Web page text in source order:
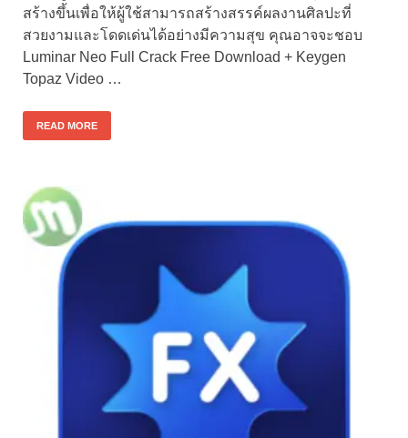
สร้างขึ้นเพื่อให้ผู้ใช้สามารถสร้างสรรค์ผลงานศิลปะที่
สวยงามและโดดเด่นได้อย่างมีความสุข คุณอาจจะชอบ
Luminar Neo Full Crack Free Download + Keygen
Topaz Video …
READ MORE